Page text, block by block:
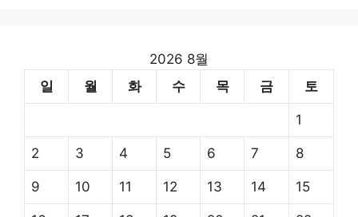
2026 8월
일
월 화 수 목 금 토
1
2 3 4 5 6 7 8
9 10 11 12 13 14 15